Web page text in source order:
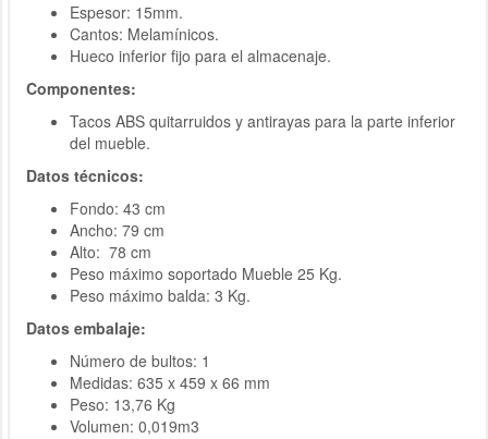
Espesor: 15mm.
Cantos: Melamínicos.
Hueco inferior fijo para el almacenaje.
Componentes:
Tacos ABS quitarruidos y antirayas para la parte inferior
del mueble.
Datos técnicos:
Fondo: 43 cm
Ancho: 79 cm
Alto: 78 cm
Peso máximo soportado Mueble 25 Kg.
Peso máximo balda: 3 Kg.
Datos embalaje:
Número de bultos: 1
Medidas: 635 x 459 x 66 mm
Peso: 13,76 Kg
Volumen: 0,019m3